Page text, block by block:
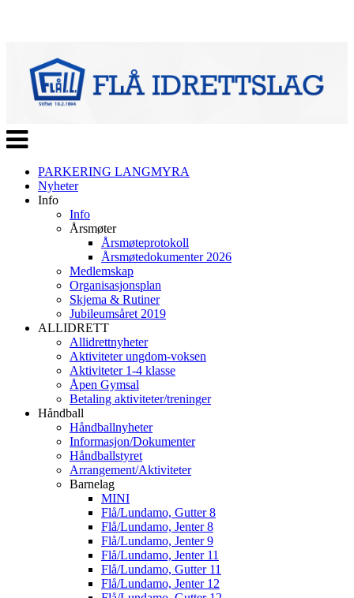
Veksle
navigasjon
PARKERING LANGMYRA
Nyheter
Info
Info
Årsmøter
Årsmøteprotokoll
Årsmøtedokumenter 2026
Medlemskap
Organisasjonsplan
Skjema & Rutiner
Jubileumsåret 2019
ALLIDRETT
Allidrettnyheter
Aktiviteter ungdom-voksen
Aktiviteter 1-4 klasse
Åpen Gymsal
Betaling aktiviteter/treninger
Håndball
Håndballnyheter
Informasjon/Dokumenter
Håndballstyret
Arrangement/Aktiviteter
Barnelag
MINI
Flå/Lundamo, Gutter 8
Flå/Lundamo, Jenter 8
Flå/Lundamo, Jenter 9
Flå/Lundamo, Jenter 11
Flå/Lundamo, Gutter 11
Flå/Lundamo, Jenter 12